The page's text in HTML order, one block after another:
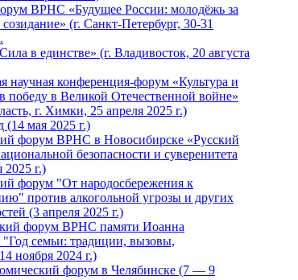
ВРНС «Будущее России: молодёжь за
(г. Санкт-Петербург, 30-31
в единстве» (г. Владивосток, 20 августа
научная конференция-форум «Культура и
победу в Великой Отечественной войне»
г. Химки, 25 апреля 2025 г.)
(14 мая 2025 г.)
форум ВРНС в Новосибирске «Русский
безопасности и суверенитета
2025 г.)
форум "От народосбережения к
против алкогольной угрозы и других
(3 апреля 2025 г.)
форум ВРНС памяти Иоанна
семьи: традиции, вызовы,
ноября 2024 г.)
форум в Челябинске (7 — 9